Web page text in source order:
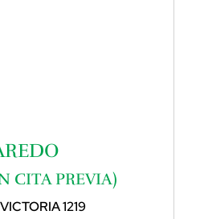
CITA PREVIA)
1219